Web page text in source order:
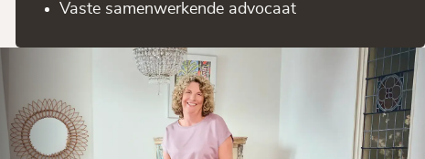
Vaste samenwerkende advocaat